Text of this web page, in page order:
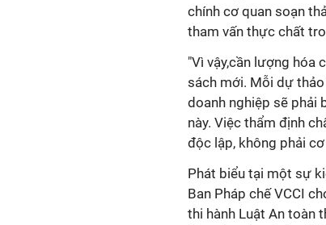
chính cơ quan soạn
tham vấn thực chất
"Vì vậy,cần lượng hóa
sách mới. Mỗi dự
doanh nghiệp sẽ phải
này. Việc thẩm định
độc lập, không phải
Phát biểu tại một sự
Ban Pháp chế VCCI
thi hành Luật An toàn